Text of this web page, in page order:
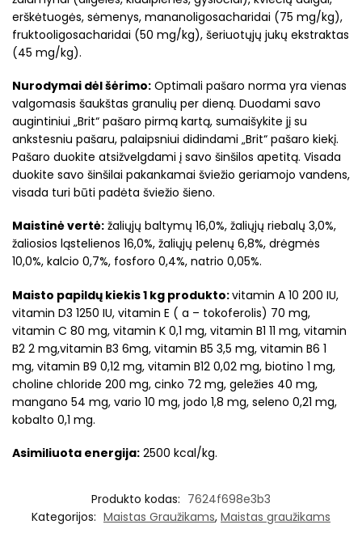
erškėtuogės, sėmenys, mananoligosacharidai (75 mg/kg),
fruktooligosacharidai (50 mg/kg), šeriuotųjų jukų ekstraktas
(45 mg/kg).
Nurodymai dėl šėrimo: Optimali pašaro norma yra vienas
valgomasis šaukštas granulių per dieną. Duodami savo
augintiniui „Brit“ pašaro pirmą kartą, sumaišykite jį su
ankstesniu pašaru, palaipsniui didindami „Brit“ pašaro kiekį.
Pašaro duokite atsižvelgdami į savo šinšilos apetitą. Visada
duokite savo šinšilai pakankamai šviežio geriamojo vandens,
visada turi būti padėta šviežio šieno.
Maistinė vertė: žaliųjų baltymų 16,0%, žaliųjų riebalų 3,0%,
žaliosios ląstelienos 16,0%, žaliųjų pelenų 6,8%, drėgmės
10,0%, kalcio 0,7%, fosforo 0,4%, natrio 0,05%.
Maisto papildų kiekis 1 kg produkto:vitamin A 10 200 IU,
vitamin D3 1250 IU, vitamin E ( a – tokoferolis) 70 mg,
vitamin C 80 mg, vitamin K 0,1 mg, vitamin B1 11 mg, vitamin
B2 2 mg,vitamin B3 6mg, vitamin B5 3,5 mg, vitamin B6 1
mg, vitamin B9 0,12 mg, vitamin B12 0,02 mg, biotino 1 mg,
choline chloride 200 mg, cinko 72 mg, geležies 40 mg,
mangano 54 mg, vario 10 mg, jodo 1,8 mg, seleno 0,21 mg,
kobalto 0,1 mg.
Asimiliuota energija: 2500 kcal/kg.
Produkto kodas: 7624f698e3b3
Kategorijos: Maistas Graužikams, Maistas graužikams